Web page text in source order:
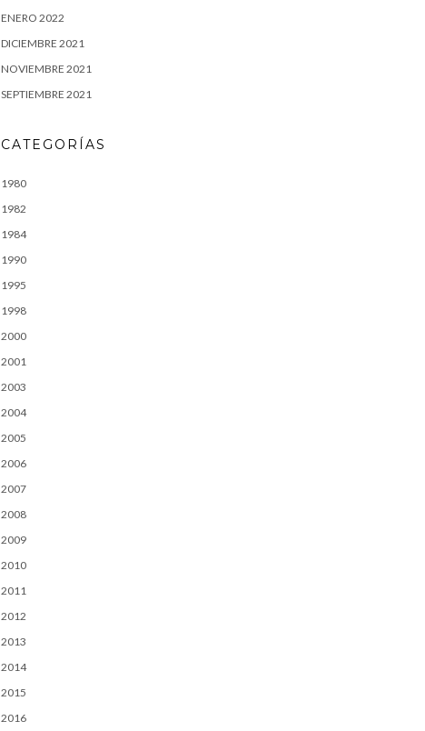
ENERO 2022
DICIEMBRE 2021
NOVIEMBRE 2021
SEPTIEMBRE 2021
CATEGORÍAS
1980
1982
1984
1990
1995
1998
2000
2001
2003
2004
2005
2006
2007
2008
2009
2010
2011
2012
2013
2014
2015
2016